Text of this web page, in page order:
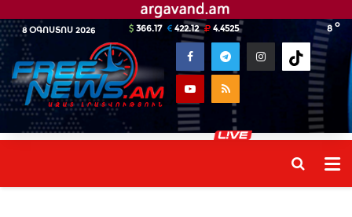
8 ՕԳՈՍՏՈՍ 2026 8 o
366.17 422.12 4.4525